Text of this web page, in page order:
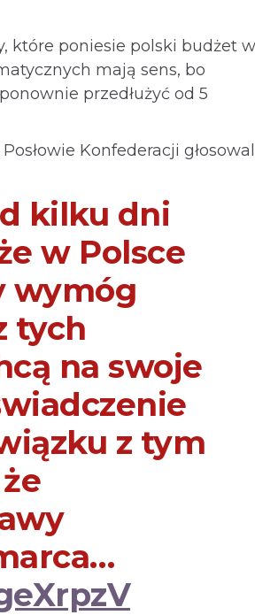
które poniesie polski budżet w
mają sens, bo
przedłużyć od 5
Konfederacji
kilku dni
w Polsce
wymóg
tych
na swoje
z tym